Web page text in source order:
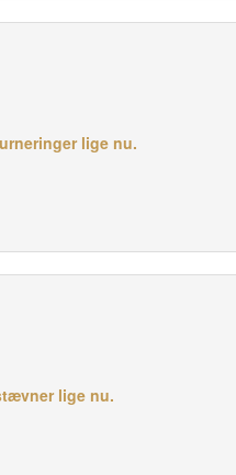
lige nu.
lige nu.